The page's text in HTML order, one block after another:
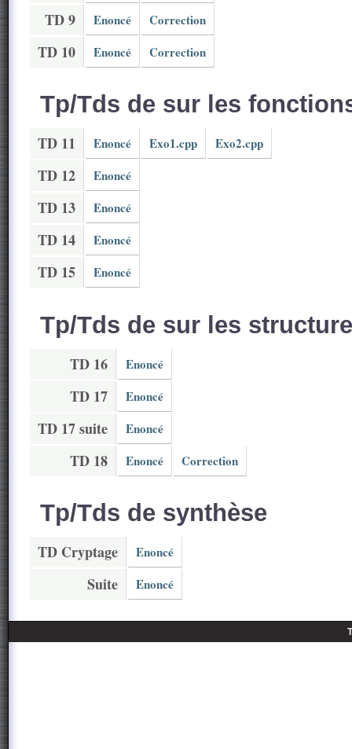
TD 9 Enoncé Correction
TD 10 Enoncé Correction
Tp/Tds de sur les
TD 11 Enoncé Exo1.cpp Exo2.cpp
TD 12 Enoncé
TD 13 Enoncé
TD 14 Enoncé
TD 15 Enoncé
Tp/Tds de sur les
TD 16 Enoncé
TD 17 Enoncé
TD 17 suite Enoncé
TD 18 Enoncé Correction
Tp/Tds de synthèse
TD Cryptage Enoncé
Suite Enoncé